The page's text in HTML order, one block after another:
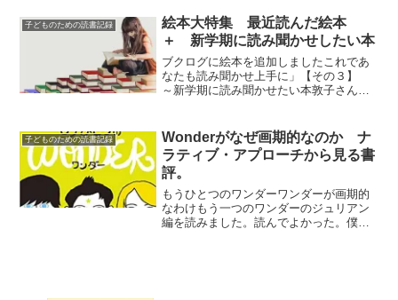
た。これぐらいなら、２０分ぐらいでイ
ンタビューは終了です。...
子どものための読書記録
絵本大特集 最近読んだ絵本
＋ 新学期に読み聞かせしたい本
ブクログに絵本を追加しましたこれであ
なたも読み聞かせ上手に」【その３】
～新学期に読み聞かせたい本敦子さん
グ・ワークショップの翻訳をしている先
生で、僕も古くから仲良くさ...
子どものための読書記録
Wonderがなぜ画期的なのか ナ
ラティブ・アプローチから見る書
評。
もうひとつのワンダーワンダーが画期的
なわけもう一つのワンダーのジュリアン
編を読みました。読んでよかった。僕の